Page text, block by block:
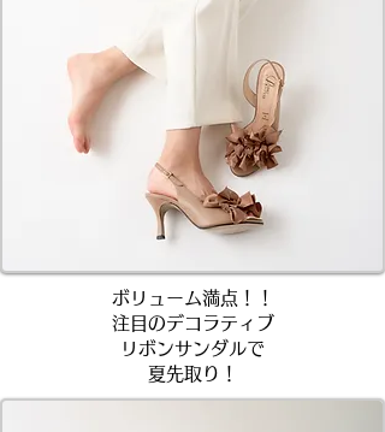
ボリューム満点！！
注目のデコラティブ
リボンサンダルで
夏先取り！